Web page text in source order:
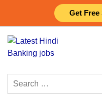
Get
content
Search